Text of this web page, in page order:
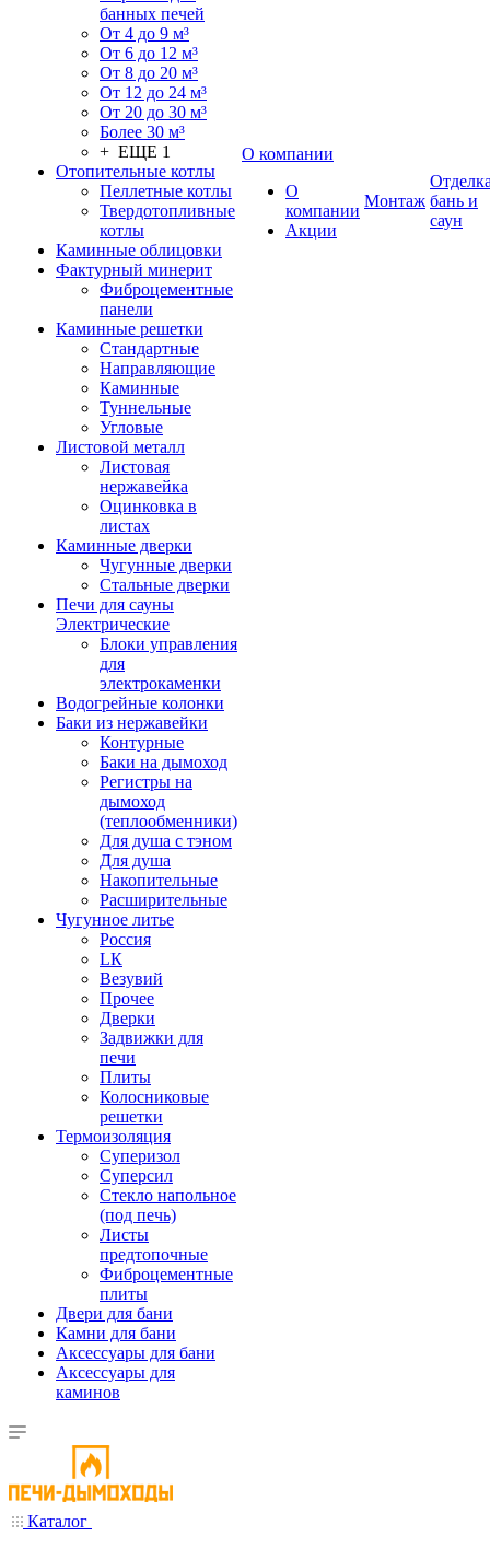
банных печей
От 4 до 9 м³
От 6 до 12 м³
От 8 до 20 м³
От 12 до 24 м³
От 20 до 30 м³
Более 30 м³
+ ЕЩЕ 1
Отопительные котлы
Пеллетные котлы
Твердотопливные
котлы
Каминные облицовки
Фактурный минерит
Фиброцементные
панели
Каминные решетки
Стандартные
Направляющие
Каминные
Туннельные
Угловые
Листовой металл
Листовая
нержавейка
Оцинковка в
листах
Каминные дверки
Чугунные дверки
Стальные дверки
Печи для сауны
Электрические
Блоки управления
для
электрокаменки
Водогрейные колонки
Баки из нержавейки
Контурные
Баки на дымоход
Регистры на
дымоход
(теплообменники)
Для душа с тэном
Для душа
Накопительные
Расширительные
Чугунное литье
Россия
LК
Везувий
Прочее
Дверки
Задвижки для
печи
Плиты
Колосниковые
решетки
Термоизоляция
Суперизол
Суперсил
Стекло напольное
(под печь)
Листы
предтопочные
Фиброцементные
плиты
Двери для бани
Камни для бани
Аксессуары для бани
Аксессуары для
каминов
О компании
О
компании
Акции
Монтаж бань и
саун
Каталог